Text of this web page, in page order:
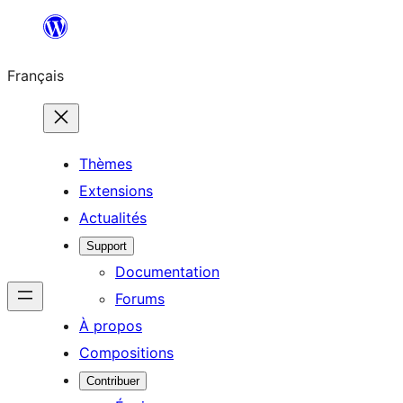
contenu
Français
Thèmes
Extensions
Actualités
Support
Documentation
Forums
À propos
Compositions
Contribuer